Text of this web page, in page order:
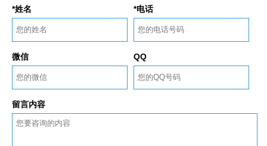
*姓名 *电话
微信 QQ
留言内容